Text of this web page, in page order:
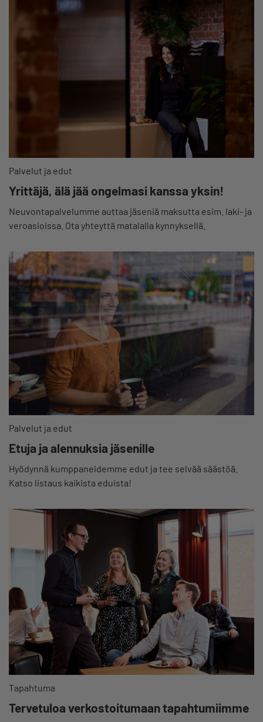
Palvelut ja edut
Yrittäjä, älä jää ongelmasi kanssa yksin!
Neuvontapalvelumme auttaa jäseniä maksutta esim. laki- ja
veroasioissa. Ota yhteyttä matalalla kynnyksellä.
Palvelut ja edut
Etuja ja alennuksia jäsenille
Hyödynnä kumppaneidemme edut ja tee selvää säästöä.
Katso listaus kaikista eduista!
Tapahtuma
Tervetuloa verkostoitumaan tapahtumiimme